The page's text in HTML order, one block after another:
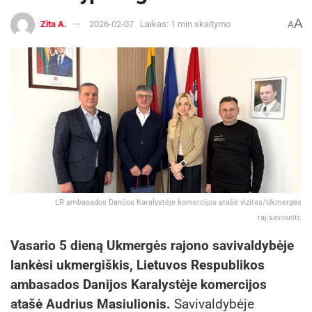
Zita A. 2026-02-07 Laikas: 1 min skaitymo AA
LR ambasados Danijos Karalystėje komercijos atašė vizitas/Ukmergės
raj.sav.nuotr.
Vasario 5 dieną Ukmergės rajono savivaldybėje
lankėsi ukmergiškis, Lietuvos Respublikos
ambasados Danijos Karalystėje komercijos
atašė Audrius Masiulionis. Savivaldybėje